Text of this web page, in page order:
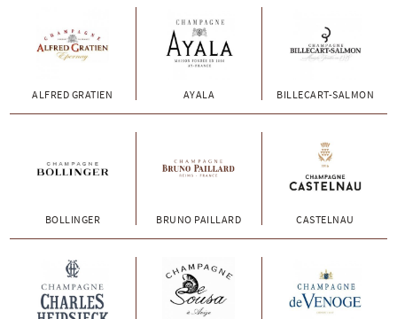
ALFRED GRATIEN AYALA BILLECART-SALMON
BOLLINGER BRUNO PAILLARD CASTELNAU